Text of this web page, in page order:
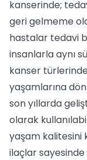
kanserinde;
geri gelmeme
hastalar tedavi
insanlarla aynı
kanser
yaşamlarına
son yıllarda
olarak
yaşam kalitesini
ilaçlar